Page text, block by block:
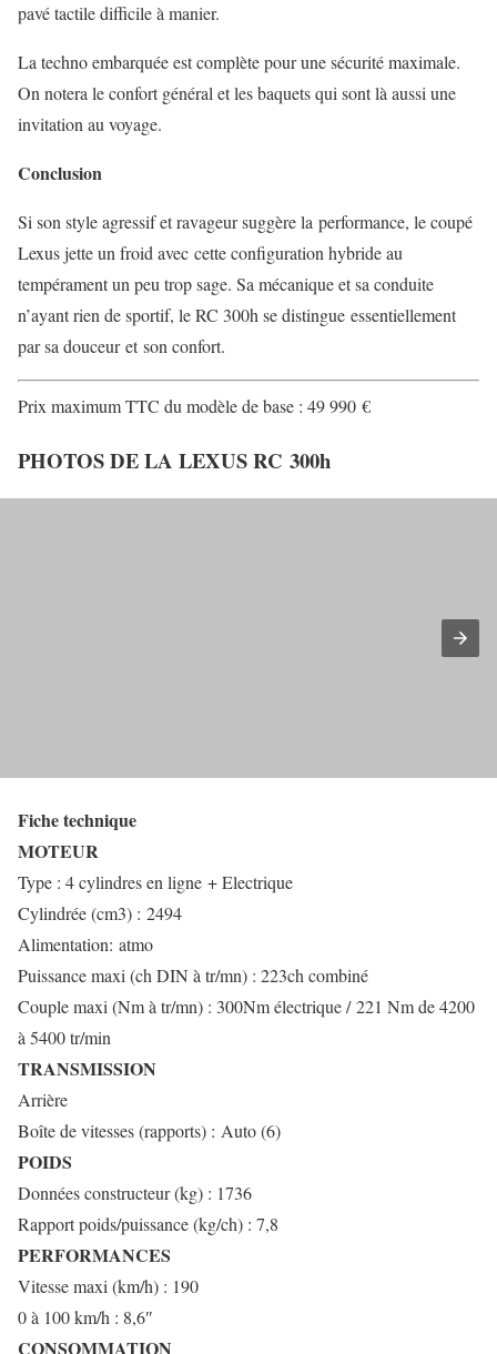
pavé tactile difficile à manier.
La techno embarquée est complète pour une sécurité maximale.
On notera le confort général et les baquets qui sont là aussi une
invitation au voyage.
Conclusion
Si son style agressif et ravageur suggère la performance, le coupé
Lexus jette un froid avec cette configuration hybride au
tempérament un peu trop sage. Sa mécanique et sa conduite
n’ayant rien de sportif, le RC 300h se distingue essentiellement
par sa douceur et son confort.
Prix maximum TTC du modèle de base : 49 990 €
PHOTOS DE LA LEXUS RC 300h
Fiche technique
MOTEUR
Type : 4 cylindres en ligne + Electrique
Cylindrée (cm3) : 2494
Alimentation: atmo
Puissance maxi (ch DIN à tr/mn) : 223ch combiné
Couple maxi (Nm à tr/mn) : 300Nm électrique / 221 Nm de 4200
à 5400 tr/min
TRANSMISSION
Arrière
Boîte de vitesses (rapports) : Auto (6)
POIDS
Données constructeur (kg) : 1736
Rapport poids/puissance (kg/ch) : 7,8
PERFORMANCES
Vitesse maxi (km/h) : 190
0 à 100 km/h : 8,6″
CONSOMMATION